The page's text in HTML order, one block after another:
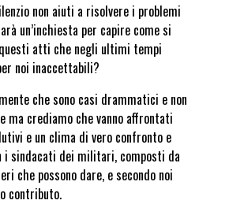
non aiuti a risolvere i problemi
un’inchiesta per capire come si
atti che negli ultimi tempi
noi inaccettabili?
che sono casi drammatici e non
ma crediamo che vanno affrontati
e un clima di vero confronto e
i sindacati dei militari, composti da
che possono dare, e secondo noi
contributo.